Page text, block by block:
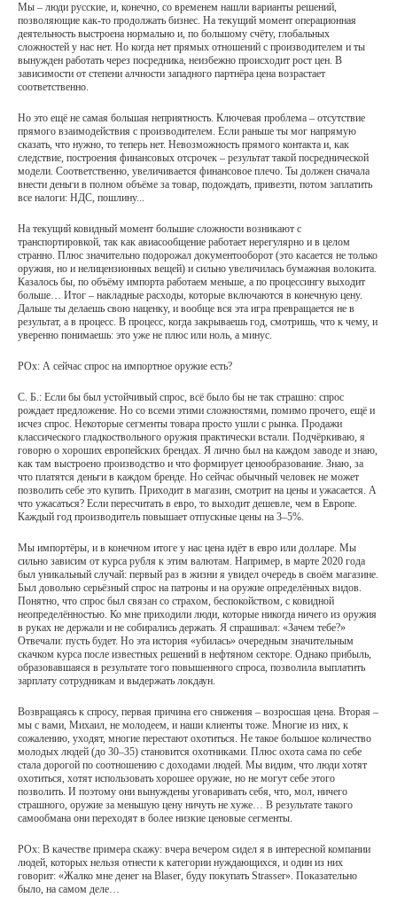
Мы – люди русские, и, конечно, со временем нашли варианты решений,
позволяющие как-то продолжать бизнес. На текущий момент операционная
деятельность выстроена нормально и, по большому счёту, глобальных
сложностей у нас нет. Но когда нет прямых отношений с производителем и ты
вынужден работать через посредника, неизбежно происходит рост цен. В
зависимости от степени алчности западного партнёра цена возрастает
соответственно.
Но это ещё не самая большая неприятность. Ключевая проблема – отсутствие
прямого взаимодействия с производителем. Если раньше ты мог напрямую
сказать, что нужно, то теперь нет. Невозможность прямого контакта и, как
следствие, построения финансовых отсрочек – результат такой посреднической
модели. Соответственно, увеличивается финансовое плечо. Ты должен сначала
внести деньги в полном объёме за товар, подождать, привезти, потом заплатить
все налоги: НДС, пошлину...
На текущий ковидный момент большие сложности возникают с
транспортировкой, так как авиасообщение работает нерегулярно и в целом
странно. Плюс значительно подорожал документооборот (это касается не только
оружия, но и нелицензионных вещей) и сильно увеличилась бумажная волокита.
Казалось бы, по объёму импорта работаем меньше, а по процессингу выходит
больше… Итог – накладные расходы, которые включаются в конечную цену.
Дальше ты делаешь свою наценку, и вообще вся эта игра превращается не в
результат, а в процесс. В процесс, когда закрываешь год, смотришь, что к чему, и
уверенно понимаешь: это уже не плюс или ноль, а минус.
РОх: А сейчас спрос на импортное оружие есть?
С. Б.: Если бы был устойчивый спрос, всё было бы не так страшно: спрос
рождает предложение. Но со всеми этими сложностями, помимо прочего, ещё и
исчез спрос. Некоторые сегменты товара просто ушли с рынка. Продажи
классического гладкоствольного оружия практически встали. Подчёркиваю, я
говорю о хороших европейских брендах. Я лично был на каждом заводе и знаю,
как там выстроено производство и что формирует ценообразование. Знаю, за
что платятся деньги в каждом бренде. Но сейчас обычный человек не может
позволить себе это купить. Приходит в магазин, смотрит на цены и ужасается. А
что ужасаться? Если пересчитать в евро, то выходит дешевле, чем в Европе.
Каждый год производитель повышает отпускные цены на 3–5%.
Мы импортёры, и в конечном итоге у нас цена идёт в евро или долларе. Мы
сильно зависим от курса рубля к этим валютам. Например, в марте 2020 года
был уникальный случай: первый раз в жизни я увидел очередь в своём магазине.
Был довольно серьёзный спрос на патроны и на оружие определённых видов.
Понятно, что спрос был связан со страхом, беспокойством, с ковидной
неопределённостью. Ко мне приходили люди, которые никогда ничего из оружия
в руках не держали и не собирались держать. Я спрашивал: «Зачем тебе?»
Отвечали: пусть будет. Но эта история «убилась» очередным значительным
скачком курса после известных решений в нефтяном секторе. Однако прибыль,
образовавшаяся в результате того повышенного спроса, позволила выплатить
зарплату сотрудникам и выдержать локдаун.
Возвращаясь к спросу, первая причина его снижения – возросшая цена. Вторая –
мы с вами, Михаил, не молодеем, и наши клиенты тоже. Многие из них, к
сожалению, уходят, многие перестают охотиться. Не такое большое количество
молодых людей (до 30–35) становится охотниками. Плюс охота сама по себе
стала дорогой по соотношению с доходами людей. Мы видим, что люди хотят
охотиться, хотят использовать хорошее оружие, но не могут себе этого
позволить. И поэтому они вынуждены уговаривать себя, что, мол, ничего
страшного, оружие за меньшую цену ничуть не хуже… В результате такого
самообмана они переходят в более низкие ценовые сегменты.
РОх: В качестве примера скажу: вчера вечером сидел я в интересной компании
людей, которых нельзя отнести к категории нуждающихся, и один из них
говорит: «Жалко мне денег на Blaser, буду покупать Strasser». Показательно
было, на самом деле…